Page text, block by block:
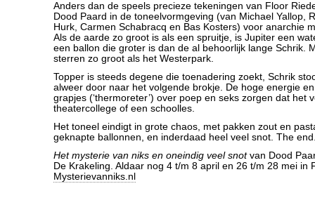
Anders dan de speels precieze tekeningen van Floor
Dood Paard in de toneelvormgeving (van Michael Yallop,
Hurk, Carmen Schabracq en Bas Kosters) voor anarchie
Als de aarde zo groot is als een spruitje, is Jupiter een
een ballon die groter is dan de al behoorlijk lange Schrik.
sterren zo groot als het Westerpark.
Topper is steeds degene die toenadering zoekt, Schrik
alweer door naar het volgende brokje. De hoge energie
grapjes (‘thermoreter’) over poep en seks zorgen dat het
theatercollege of een schoolles.
Het toneel eindigt in grote chaos, met pakken zout en
geknapte ballonnen, en inderdaad heel veel snot. The
Het mysterie van niks en oneindig veel snotvan Dood
De Krakeling. Aldaar nog 4 t/m 8 april en 26 t/m 28 mei in
Mysterievanniks.nl